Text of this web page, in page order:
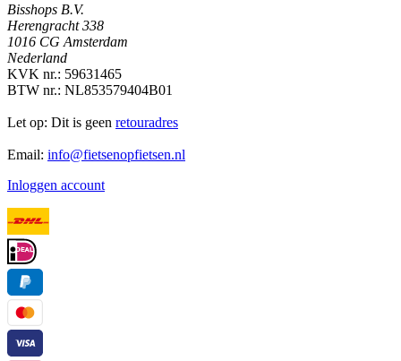
Bisshops B.V.
Herengracht 338
1016 CG Amsterdam
Nederland
KVK nr.: 59631465
BTW nr.: NL853579404B01
Let op: Dit is geen retouradres
Email: info@fietsenopfietsen.nl
Inloggen account